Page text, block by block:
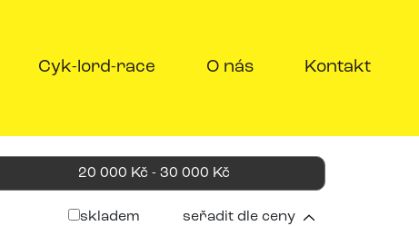
Cyk-lord-race O nás Kontakt
20 000 Kč - 30 000 Kč
skladem seřadit dle ceny